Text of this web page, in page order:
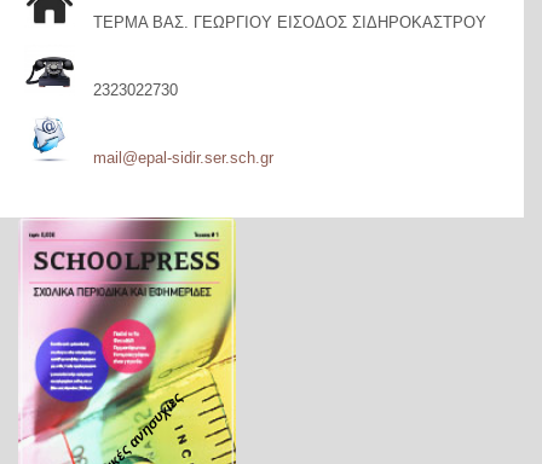
ΤΕΡΜΑ ΒΑΣ. ΓΕΩΡΓΙΟΥ ΕΙΣΟΔΟΣ ΣΙΔΗΡΟΚΑΣΤΡΟΥ
2323022730
mail@epal-sidir.ser.sch.gr